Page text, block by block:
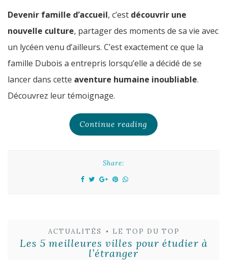
Devenir famille d’accueil, c’est découvrir une
nouvelle culture, partager des moments de sa vie avec
un lycéen venu d’ailleurs. C’est exactement ce que la
famille Dubois a entrepris lorsqu’elle a décidé de se
lancer dans cette aventure humaine inoubliable.
Découvrez leur témoignage.
Continue reading
Share:
ACTUALITÉS • LE TOP DU TOP
Les 5 meilleures villes pour étudier à
l’étranger